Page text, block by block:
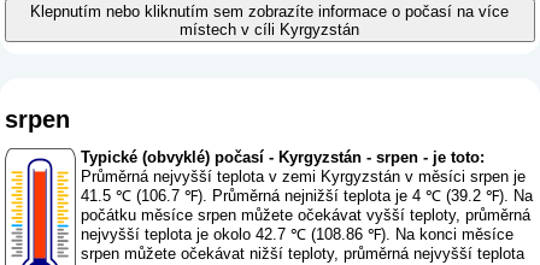
Klepnutím nebo kliknutím sem zobrazíte informace o počasí na více
místech v cíli Kyrgyzstán
srpen
Typické (obvyklé) počasí - Kyrgyzstán - srpen - je toto:
Průměrná nejvyšší teplota v zemi Kyrgyzstán v měsíci srpen je
41.5 ℃ (106.7 ℉). Průměrná nejnižší teplota je 4 ℃ (39.2 ℉). Na
počátku měsíce srpen můžete očekávat vyšší teploty, průměrná
nejvyšší teplota je okolo 42.7 ℃ (108.86 ℉). Na konci měsíce
srpen můžete očekávat nižší teploty, průměrná nejvyšší teplota